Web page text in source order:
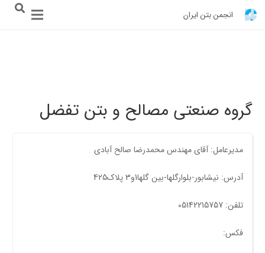
انجمن بتن ایران
گروه صنعتی مصالح و بتن تفضل
مدیرعامل: آقای مهندس محمدرضا صالح آبادی
آدرس: نیشابور-بلوارگلها-بین گلها1و3 پلاک425
تلفن: 05142215757
فکس: